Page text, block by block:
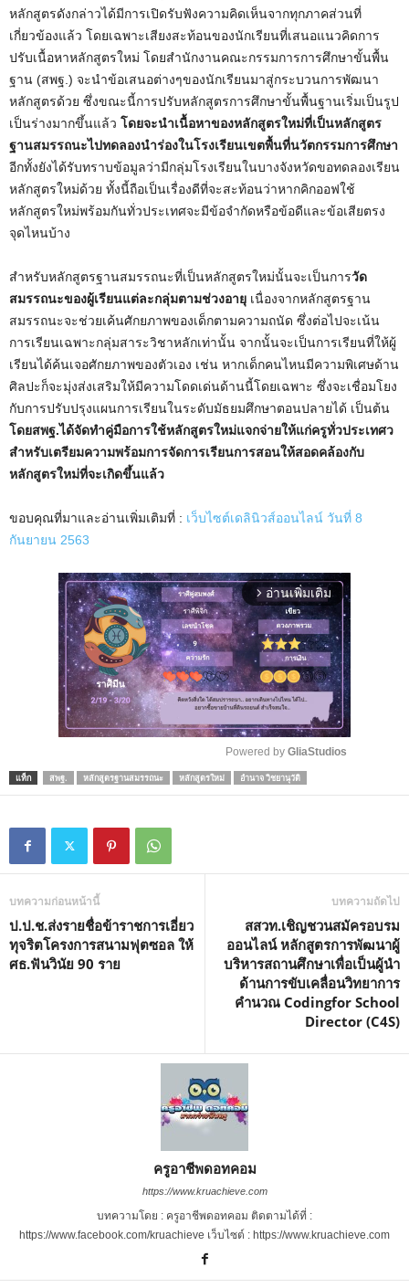
หลักสูตรดังกล่าวได้มีการเปิดรับฟังความคิดเห็นจากทุกภาคส่วนที่
เกี่ยวข้องแล้ว โดยเฉพาะเสียงสะท้อนของนักเรียนที่เสนอแนวคิดการ
ปรับเนื้อหาหลักสูตรใหม่ โดยสำนักงานคณะกรรมการการศึกษาขั้นพื้น
ฐาน (สพฐ.) จะนำข้อเสนอต่างๆของนักเรียนมาสู่กระบวนการพัฒนา
หลักสูตรด้วย ซึ่งขณะนี้การปรับหลักสูตรการศึกษาขั้นพื้นฐานเริ่มเป็นรูป
เป็นร่างมากขึ้นแล้ว โดยจะนำเนื้อหาของหลักสูตรใหม่ที่เป็นหลักสูตร
ฐานสมรรถนะไปทดลองนำร่องในโรงเรียนเขตพื้นที่นวัตกรรมการศึกษา
อีกทั้งยังได้รับทราบข้อมูลว่ามีกลุ่มโรงเรียนในบางจังหวัดขอทดลองเรียน
หลักสูตรใหม่ด้วย ทั้งนี้ถือเป็นเรื่องดีที่จะสะท้อนว่าหากคิกออฟใช้
หลักสูตรใหม่พร้อมกันทั่วประเทศจะมีข้อจำกัดหรือข้อดีและข้อเสียตรง
จุดไหนบ้าง
สำหรับหลักสูตรฐานสมรรถนะที่เป็นหลักสูตรใหม่นั้นจะเป็นการวัด
สมรรถนะของผู้เรียนแต่ละกลุ่มตามช่วงอายุ เนื่องจากหลักสูตรฐาน
สมรรถนะจะช่วยเค้นศักยภาพของเด็กตามความถนัด ซึ่งต่อไปจะเน้น
การเรียนเฉพาะกลุ่มสาระวิชาหลักเท่านั้น จากนั้นจะเป็นการเรียนที่ให้ผู้
เรียนได้ค้นเจอศักยภาพของตัวเอง เช่น หากเด็กคนไหนมีความพิเศษด้าน
ศิลปะก็จะมุ่งส่งเสริมให้มีความโดดเด่นด้านนี้โดยเฉพาะ ซึ่งจะเชื่อมโยง
กับการปรับปรุงแผนการเรียนในระดับมัธยมศึกษาตอนปลายได้ เป็นต้น
โดยสพฐ.ได้จัดทำคู่มือการใช้หลักสูตรใหม่แจกจ่ายให้แก่ครูทั่วประเทศว
สำหรับเตรียมความพร้อมการจัดการเรียนการสอนให้สอดคล้องกับ
หลักสูตรใหม่ที่จะเกิดขึ้นแล้ว
ขอบคุณที่มาและอ่านเพิ่มเติมที่ : เว็บไซต์เดลินิวส์ออนไลน์ วันที่ 8
กันยายน 2563
arrow_forward_ios อ่านเพิ่มเติม
M
Powered by GliaStudios
แท็ก สพฐ. หลักสูตรฐานสมรรถนะ หลักสูตรใหม่ อำนาจ วิชยานุวัติ
บทความก่อนหน้านี้
ป.ป.ช.ส่งรายชื่อข้าราชการเอี่ยว
ทุจริตโครงการสนามฟุตซอล ให้
ศธ.ฟันวินัย 90 ราย
บทความถัดไป
สสวท.เชิญชวนสมัครอบรม
ออนไลน์ หลักสูตรการพัฒนาผู้
บริหารสถานศึกษาเพื่อเป็นผู้นำ
ด้านการขับเคลื่อนวิทยาการ
คำนวณ Codingfor School
Director (C4S)
ครูอาชีพดอทคอม
https://www.kruachieve.com
บทความโดย : ครูอาชีพดอทคอม ติดตามได้ที่ :
https://www.facebook.com/kruachieve เว็บไซต์ : https://www.kruachieve.com